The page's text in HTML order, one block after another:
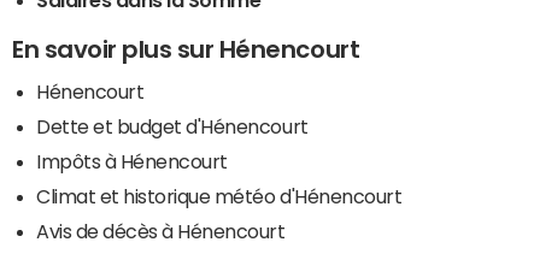
En savoir plus sur Hénencourt
Hénencourt
Dette et budget d'Hénencourt
Impôts à Hénencourt
Climat et historique météo d'Hénencourt
Avis de décès à Hénencourt